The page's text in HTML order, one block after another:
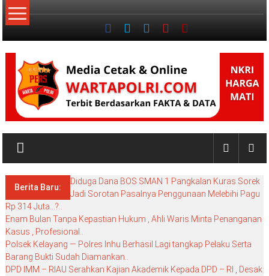
Lompat
ke
NKRI
BlogBerita Baru:
Diduga Dana BOS SMAN 1 Pangkalan Kuras Sorek
Jadi Sorotan Pasalnya Penggunaan Melebihi Pagu
Rp 314 Juta…?..
Enam Bulan Tanpa Kepastian Hukum , Ahli Waris Minta Penanganan
Kasus , Profesional..
Polsek Kelayang — Polres Inhu Berhasil Lagi tangkap Pelaku Serta
Barang Bukti Sudah Diamankan..
DPD IMM – RIAU Serahkan Kajian Akademik Kepada DPD – RI , Desak